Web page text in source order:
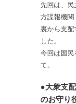
先回は、
方諜報機関
裏から支配
した。
今回は国民
て。
●大衆支
のお守り